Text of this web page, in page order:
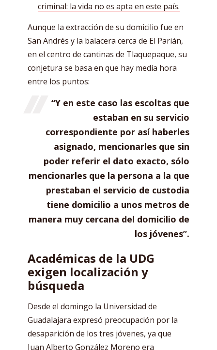
criminal: la vida no es apta en este país.
Aunque la extracción de su domicilio fue en
San Andrés y la balacera cerca de El Parián,
en el centro de cantinas de Tlaquepaque, su
conjetura se basa en que hay media hora
entre los puntos:
“Y en este caso las escoltas que
estaban en su servicio
correspondiente por así haberles
asignado, mencionarles que sin
poder referir el dato exacto, sólo
mencionarles que la persona a la que
prestaban el servicio de custodia
tiene domicilio a unos metros de
manera muy cercana del domicilio de
los jóvenes”.
Académicas de la UDG
exigen localización y
búsqueda
Desde el domingo la Universidad de
Guadalajara expresó preocupación por la
desaparición de los tres jóvenes, ya que
Juan Alberto González Moreno era